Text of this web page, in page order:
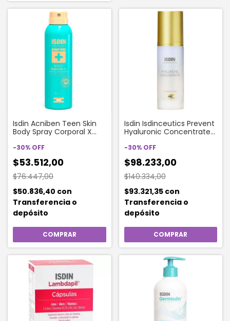
Isdin Acniben Teen Skin
Body Spray Corporal X
-30% OFF
$53.512,00
$76.447,00
$50.836,40 con
Transferencia o
depósito
Isdin Isdinceutics Prevent
Hyaluronic Concentrate
-30% OFF
$98.233,00
$140.334,00
$93.321,35 con
Transferencia o
depósito